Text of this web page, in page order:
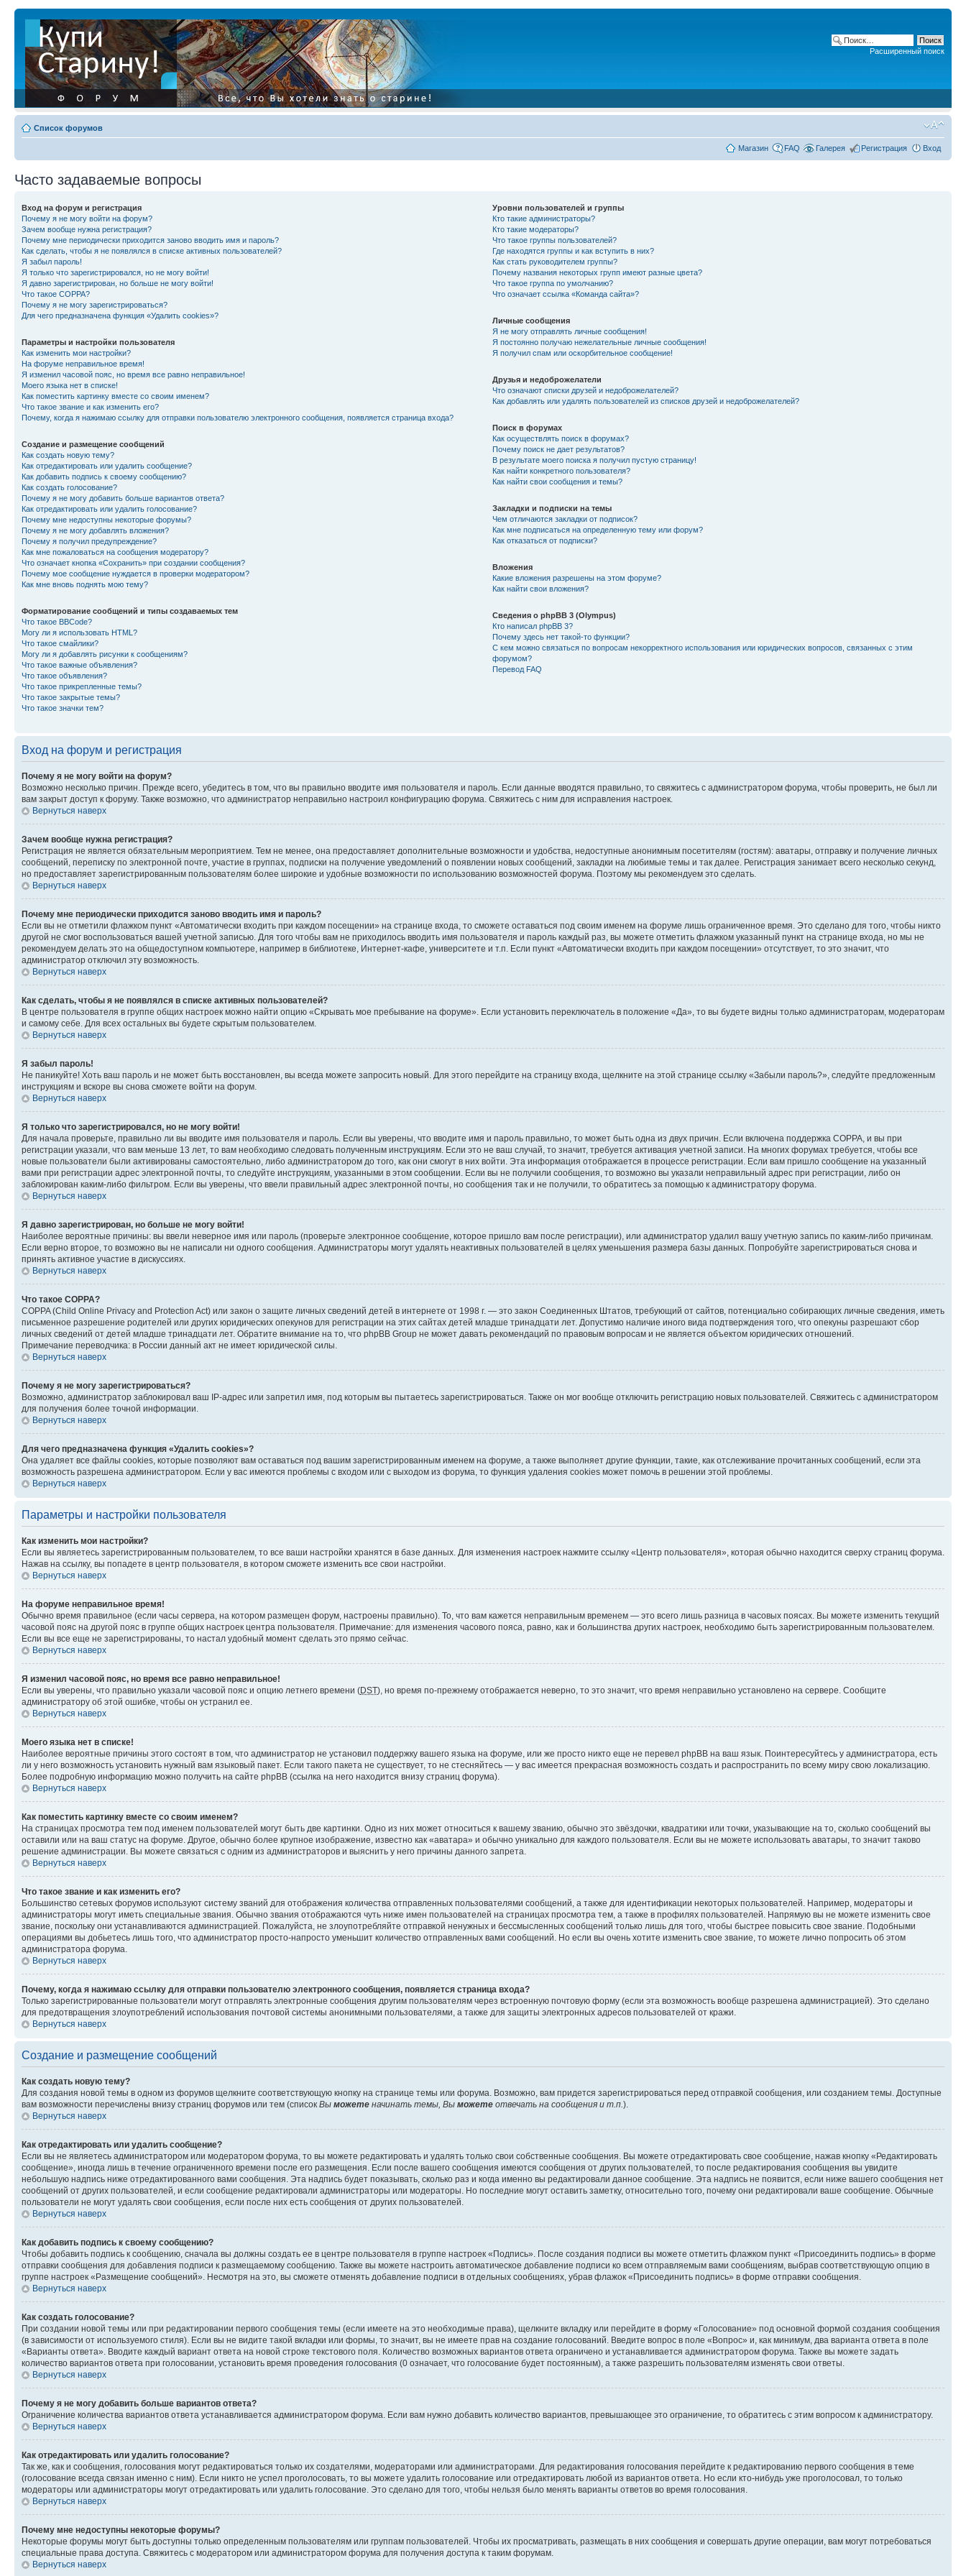
Расширенный поиск
Список форумов
Магазин FAQ Галерея Регистрация Вход
Часто задаваемые вопросы
Вход на форум и регистрация
Почему я не могу войти на форум?
Зачем вообще нужна регистрация?
Почему мне периодически приходится заново вводить имя и пароль?
Как сделать, чтобы я не появлялся в списке активных пользователей?
Я забыл пароль!
Я только что зарегистрировался, но не могу войти!
Я давно зарегистрирован, но больше не могу войти!
Что такое COPPA?
Почему я не могу зарегистрироваться?
Для чего предназначена функция «Удалить cookies»?
Параметры и настройки пользователя
Как изменить мои настройки?
На форуме неправильное время!
Я изменил часовой пояс, но время все равно неправильное!
Моего языка нет в списке!
Как поместить картинку вместе со своим именем?
Что такое звание и как изменить его?
Почему, когда я нажимаю ссылку для отправки пользователю электронного сообщения, появляется страница входа?
Создание и размещение сообщений
Как создать новую тему?
Как отредактировать или удалить сообщение?
Как добавить подпись к своему сообщению?
Как создать голосование?
Почему я не могу добавить больше вариантов ответа?
Как отредактировать или удалить голосование?
Почему мне недоступны некоторые форумы?
Почему я не могу добавлять вложения?
Почему я получил предупреждение?
Как мне пожаловаться на сообщения модератору?
Что означает кнопка «Сохранить» при создании сообщения?
Почему мое сообщение нуждается в проверки модератором?
Как мне вновь поднять мою тему?
Форматирование сообщений и типы создаваемых тем
Что такое BBCode?
Могу ли я использовать HTML?
Что такое смайлики?
Могу ли я добавлять рисунки к сообщениям?
Что такое важные объявления?
Что такое объявления?
Что такое прикрепленные темы?
Что такое закрытые темы?
Что такое значки тем?
Уровни пользователей и группы
Кто такие администраторы?
Кто такие модераторы?
Что такое группы пользователей?
Где находятся группы и как вступить в них?
Как стать руководителем группы?
Почему названия некоторых групп имеют разные цвета?
Что такое группа по умолчанию?
Что означает ссылка «Команда сайта»?
Личные сообщения
Я не могу отправлять личные сообщения!
Я постоянно получаю нежелательные личные сообщения!
Я получил спам или оскорбительное сообщение!
Друзья и недоброжелатели
Что означают списки друзей и недоброжелателей?
Как добавлять или удалять пользователей из списков друзей и недоброжелателей?
Поиск в форумах
Как осуществлять поиск в форумах?
Почему поиск не дает результатов?
В результате моего поиска я получил пустую страницу!
Как найти конкретного пользователя?
Как найти свои сообщения и темы?
Закладки и подписки на темы
Чем отличаются закладки от подписок?
Как мне подписаться на определенную тему или форум?
Как отказаться от подписки?
Вложения
Какие вложения разрешены на этом форуме?
Как найти свои вложения?
Сведения о phpBB 3 (Olympus)
Кто написал phpBB 3?
Почему здесь нет такой-то функции?
С кем можно связаться по вопросам некорректного использования или юридических вопросов, связанных с этим
форумом?
Перевод FAQ
Вход на форум и регистрация
Почему я не могу войти на форум?
Возможно несколько причин. Прежде всего, убедитесь в том, что вы правильно вводите имя пользователя и пароль. Если данные вводятся правильно, то свяжитесь с администратором форума, чтобы проверить, не был ли
вам закрыт доступ к форуму. Также возможно, что администратор неправильно настроил конфигурацию форума. Свяжитесь с ним для исправления настроек.
Вернуться наверх
Зачем вообще нужна регистрация?
Регистрация не является обязательным мероприятием. Тем не менее, она предоставляет дополнительные возможности и удобства, недоступные анонимным посетителям (гостям): аватары, отправку и получение личных
сообщений, переписку по электронной почте, участие в группах, подписки на получение уведомлений о появлении новых сообщений, закладки на любимые темы и так далее. Регистрация занимает всего несколько секунд,
но предоставляет зарегистрированным пользователям более широкие и удобные возможности по использованию возможностей форума. Поэтому мы рекомендуем это сделать.
Вернуться наверх
Почему мне периодически приходится заново вводить имя и пароль?
Если вы не отметили флажком пункт «Автоматически входить при каждом посещении» на странице входа, то сможете оставаться под своим именем на форуме лишь ограниченное время. Это сделано для того, чтобы никто
другой не смог воспользоваться вашей учетной записью. Для того чтобы вам не приходилось вводить имя пользователя и пароль каждый раз, вы можете отметить флажком указанный пункт на странице входа, но мы не
рекомендуем делать это на общедоступном компьютере, например в библиотеке, Интернет-кафе, университете и т.п. Если пункт «Автоматически входить при каждом посещении» отсутствует, то это значит, что
администратор отключил эту возможность.
Вернуться наверх
Как сделать, чтобы я не появлялся в списке активных пользователей?
В центре пользователя в группе общих настроек можно найти опцию «Скрывать мое пребывание на форуме». Если установить переключатель в положение «Да», то вы будете видны только администраторам, модераторам
и самому себе. Для всех остальных вы будете скрытым пользователем.
Вернуться наверх
Я забыл пароль!
Не паникуйте! Хоть ваш пароль и не может быть восстановлен, вы всегда можете запросить новый. Для этого перейдите на страницу входа, щелкните на этой странице ссылку «Забыли пароль?», следуйте предложенным
инструкциям и вскоре вы снова сможете войти на форум.
Вернуться наверх
Я только что зарегистрировался, но не могу войти!
Для начала проверьте, правильно ли вы вводите имя пользователя и пароль. Если вы уверены, что вводите имя и пароль правильно, то может быть одна из двух причин. Если включена поддержка COPPA, и вы при
регистрации указали, что вам меньше 13 лет, то вам необходимо следовать полученным инструкциям. Если это не ваш случай, то значит, требуется активация учетной записи. На многих форумах требуется, чтобы все
новые пользователи были активированы самостоятельно, либо администратором до того, как они смогут в них войти. Эта информация отображается в процессе регистрации. Если вам пришло сообщение на указанный
вами при регистрации адрес электронной почты, то следуйте инструкциям, указанными в этом сообщении. Если вы не получили сообщения, то возможно вы указали неправильный адрес при регистрации, либо он
заблокирован каким-либо фильтром. Если вы уверены, что ввели правильный адрес электронной почты, но сообщения так и не получили, то обратитесь за помощью к администратору форума.
Вернуться наверх
Я давно зарегистрирован, но больше не могу войти!
Наиболее вероятные причины: вы ввели неверное имя или пароль (проверьте электронное сообщение, которое пришло вам после регистрации), или администратор удалил вашу учетную запись по каким-либо причинам.
Если верно второе, то возможно вы не написали ни одного сообщения. Администраторы могут удалять неактивных пользователей в целях уменьшения размера базы данных. Попробуйте зарегистрироваться снова и
принять активное участие в дискуссиях.
Вернуться наверх
Что такое COPPA?
COPPA (Child Online Privacy and Protection Act) или закон о защите личных сведений детей в интернете от 1998 г. — это закон Соединенных Штатов, требующий от сайтов, потенциально собирающих личные сведения, иметь
письменное разрешение родителей или других юридических опекунов для регистрации на этих сайтах детей младше тринадцати лет. Допустимо наличие иного вида подтверждения того, что опекуны разрешают сбор
личных сведений от детей младше тринадцати лет. Обратите внимание на то, что phpBB Group не может давать рекомендаций по правовым вопросам и не является объектом юридических отношений.
Примечание переводчика: в России данный акт не имеет юридической силы.
Вернуться наверх
Почему я не могу зарегистрироваться?
Возможно, администратор заблокировал ваш IP-адрес или запретил имя, под которым вы пытаетесь зарегистрироваться. Также он мог вообще отключить регистрацию новых пользователей. Свяжитесь с администратором
для получения более точной информации.
Вернуться наверх
Для чего предназначена функция «Удалить cookies»?
Она удаляет все файлы cookies, которые позволяют вам оставаться под вашим зарегистрированным именем на форуме, а также выполняет другие функции, такие, как отслеживание прочитанных сообщений, если эта
возможность разрешена администратором. Если у вас имеются проблемы с входом или с выходом из форума, то функция удаления cookies может помочь в решении этой проблемы.
Вернуться наверх
Параметры и настройки пользователя
Как изменить мои настройки?
Если вы являетесь зарегистрированным пользователем, то все ваши настройки хранятся в базе данных. Для изменения настроек нажмите ссылку «Центр пользователя», которая обычно находится сверху страниц форума.
Нажав на ссылку, вы попадете в центр пользователя, в котором сможете изменить все свои настройки.
Вернуться наверх
На форуме неправильное время!
Обычно время правильное (если часы сервера, на котором размещен форум, настроены правильно). То, что вам кажется неправильным временем — это всего лишь разница в часовых поясах. Вы можете изменить текущий
часовой пояс на другой пояс в группе общих настроек центра пользователя. Примечание: для изменения часового пояса, равно, как и большинства других настроек, необходимо быть зарегистрированным пользователем.
Если вы все еще не зарегистрированы, то настал удобный момент сделать это прямо сейчас.
Вернуться наверх
Я изменил часовой пояс, но время все равно неправильное!
Если вы уверены, что правильно указали часовой пояс и опцию летнего времени (DST), но время по-прежнему отображается неверно, то это значит, что время неправильно установлено на сервере. Сообщите
администратору об этой ошибке, чтобы он устранил ее.
Вернуться наверх
Моего языка нет в списке!
Наиболее вероятные причины этого состоят в том, что администратор не установил поддержку вашего языка на форуме, или же просто никто еще не перевел phpBB на ваш язык. Поинтересуйтесь у администратора, есть
ли у него возможность установить нужный вам языковый пакет. Если такого пакета не существует, то не стесняйтесь — у вас имеется прекрасная возможность создать и распространить по всему миру свою локализацию.
Более подробную информацию можно получить на сайте phpBB (ссылка на него находится внизу страниц форума).
Вернуться наверх
Как поместить картинку вместе со своим именем?
На страницах просмотра тем под именем пользователей могут быть две картинки. Одно из них может относиться к вашему званию, обычно это звёздочки, квадратики или точки, указывающие на то, сколько сообщений вы
оставили или на ваш статус на форуме. Другое, обычно более крупное изображение, известно как «аватара» и обычно уникально для каждого пользователя. Если вы не можете использовать аватары, то значит таково
решение администрации. Вы можете связаться с одним из администраторов и выяснить у него причины данного запрета.
Вернуться наверх
Что такое звание и как изменить его?
Большинство сетевых форумов используют систему званий для отображения количества отправленных пользователями сообщений, а также для идентификации некоторых пользователей. Например, модераторы и
администраторы могут иметь специальные звания. Обычно звания отображаются чуть ниже имен пользователей на страницах просмотра тем, а также в профилях пользователей. Напрямую вы не можете изменить свое
звание, поскольку они устанавливаются администрацией. Пожалуйста, не злоупотребляйте отправкой ненужных и бессмысленных сообщений только лишь для того, чтобы быстрее повысить свое звание. Подобными
операциями вы добьетесь лишь того, что администратор просто-напросто уменьшит количество отправленных вами сообщений. Но если вы очень хотите изменить свое звание, то можете лично попросить об этом
администратора форума.
Вернуться наверх
Почему, когда я нажимаю ссылку для отправки пользователю электронного сообщения, появляется страница входа?
Только зарегистрированные пользователи могут отправлять электронные сообщения другим пользователям через встроенную почтовую форму (если эта возможность вообще разрешена администрацией). Это сделано
для предотвращения злоупотреблений использования почтовой системы анонимными пользователями, а также для защиты электронных адресов пользователей от кражи.
Вернуться наверх
Создание и размещение сообщений
Как создать новую тему?
Для создания новой темы в одном из форумов щелкните соответствующую кнопку на странице темы или форума. Возможно, вам придется зарегистрироваться перед отправкой сообщения, или созданием темы. Доступные
вам возможности перечислены внизу страниц форумов или тем (список Вы можете начинать темы, Вы можете отвечать на сообщения и т.п.).
Вернуться наверх
Как отредактировать или удалить сообщение?
Если вы не являетесь администратором или модератором форума, то вы можете редактировать и удалять только свои собственные сообщения. Вы можете отредактировать свое сообщение, нажав кнопку «Редактировать
сообщение», иногда лишь в течение ограниченного времени после его размещения. Если после вашего сообщения имеются сообщения от других пользователей, то после редактирования сообщения вы увидите
небольшую надпись ниже отредактированного вами сообщения. Эта надпись будет показывать, сколько раз и когда именно вы редактировали данное сообщение. Эта надпись не появится, если ниже вашего сообщения нет
сообщений от других пользователей, и если сообщение редактировали администраторы или модераторы. Но последние могут оставить заметку, относительно того, почему они редактировали ваше сообщение. Обычные
пользователи не могут удалять свои сообщения, если после них есть сообщения от других пользователей.
Вернуться наверх
Как добавить подпись к своему сообщению?
Чтобы добавить подпись к сообщению, сначала вы должны создать ее в центре пользователя в группе настроек «Подпись». После создания подписи вы можете отметить флажком пункт «Присоединить подпись» в форме
отправки сообщения для добавления подписи к размещаемому сообщению. Также вы можете настроить автоматическое добавление подписи ко всем отправляемым вами сообщениям, выбрав соответствующую опцию в
группе настроек «Размещение сообщений». Несмотря на это, вы сможете отменять добавление подписи в отдельных сообщениях, убрав флажок «Присоединить подпись» в форме отправки сообщения.
Вернуться наверх
Как создать голосование?
При создании новой темы или при редактировании первого сообщения темы (если имеете на это необходимые права), щелкните вкладку или перейдите в форму «Голосование» под основной формой создания сообщения
(в зависимости от используемого стиля). Если вы не видите такой вкладки или формы, то значит, вы не имеете прав на создание голосований. Введите вопрос в поле «Вопрос» и, как минимум, два варианта ответа в поле
«Варианты ответа». Вводите каждый вариант ответа на новой строке текстового поля. Количество возможных вариантов ответа ограничено и устанавливается администратором форума. Также вы можете задать
количество вариантов ответа при голосовании, установить время проведения голосования (0 означает, что голосование будет постоянным), а также разрешить пользователям изменять свои ответы.
Вернуться наверх
Почему я не могу добавить больше вариантов ответа?
Ограничение количества вариантов ответа устанавливается администратором форума. Если вам нужно добавить количество вариантов, превышающее это ограничение, то обратитесь с этим вопросом к администратору.
Вернуться наверх
Как отредактировать или удалить голосование?
Так же, как и сообщения, голосования могут редактироваться только их создателями, модераторами или администраторами. Для редактирования голосования перейдите к редактированию первого сообщения в теме
(голосование всегда связан именно с ним). Если никто не успел проголосовать, то вы можете удалить голосование или отредактировать любой из вариантов ответа. Но если кто-нибудь уже проголосовал, то только
модераторы или администраторы могут отредактировать или удалить голосование. Это сделано для того, чтобы нельзя было менять варианты ответов во время голосования.
Вернуться наверх
Почему мне недоступны некоторые форумы?
Некоторые форумы могут быть доступны только определенным пользователям или группам пользователей. Чтобы их просматривать, размещать в них сообщения и совершать другие операции, вам могут потребоваться
специальные права доступа. Свяжитесь с модератором или администратором форума для получения доступа к таким форумам.
Вернуться наверх